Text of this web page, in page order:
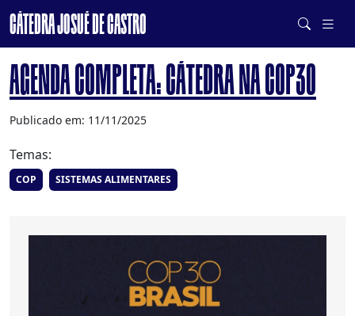
CÁTEDRA JOSUÉ DE CASTRO
DE SISTEMAS ALIMENTARES SAUDÁVEIS E SUSTENTÁVEIS
AGENDA COMPLETA: CÁTEDRA NA COP30
Publicado em: 11/11/2025
Temas:
COP SISTEMAS ALIMENTARES